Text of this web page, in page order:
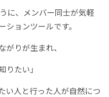
に、メンバー同士が気軽
ョンツールです。
りが生まれ、
りたい」
い人と行った人が自然につ